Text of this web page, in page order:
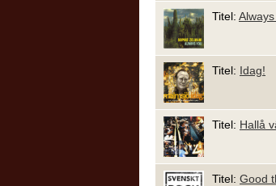
Titel:
Titel: Idag!
Titel: Hallå
Titel: Good